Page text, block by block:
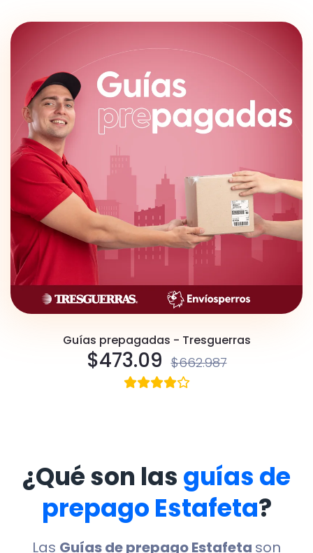
Guías prepagadas - Tresguerras
$662.987
$473.09
¿Qué son las guías de
prepago Estafeta?
Las Guías de prepago Estafeta son